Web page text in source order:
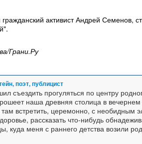
активист Андрей Семенов,
Грани.Ру
поэт, публицист
съездить прогуляться по центру
наша древняя столица в
встретить, церемонно, с необидным
рассказать что-нибудь
куда меня с раннего детства возили